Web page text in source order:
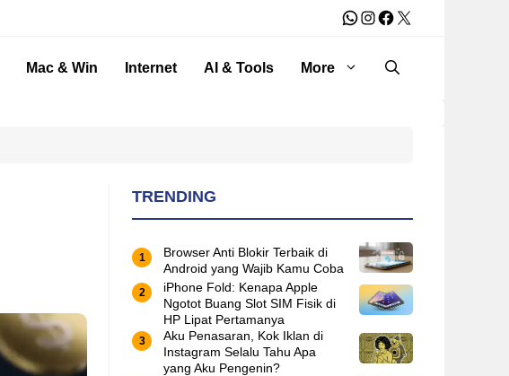
WhatsApp
Instagram
Facebook
X
Mac & Win Internet AI & Tools More
TRENDING
Browser Anti Blokir Terbaik di
Android yang Wajib Kamu Coba
iPhone Fold: Kenapa Apple
Ngotot Buang Slot SIM Fisik di
HP Lipat Pertamanya
Aku Penasaran, Kok Iklan di
Instagram Selalu Tahu Apa
yang Aku Pengenin?